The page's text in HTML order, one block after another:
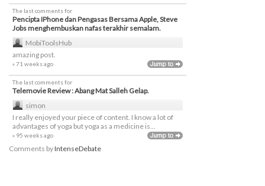
The last comments for
Pencipta IPhone dan Pengasas Bersama Apple, Steve
Jobs menghembuskan nafas terakhir semalam.
MobiToolsHub
amazing post.
» 71 weeks ago
The last comments for
Telemovie Review : Abang Mat Salleh Gelap.
simon
I really enjoyed your piece of content. I know a lot of
advantages of yoga but yoga as a medicine is...
» 95 weeks ago
Comments byIntenseDebate